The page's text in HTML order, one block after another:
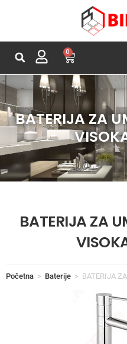
0
BATERIJA ZA
BATERIJA ZA
Početna > Baterije > BATERIJA